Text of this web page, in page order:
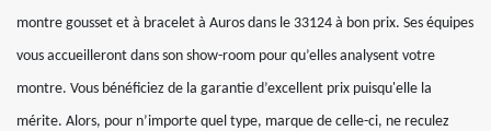
montre gousset et à bracelet à Auros dans le 33124 à bon prix. Ses équipes
vous accueilleront dans son show-room pour qu’elles analysent votre
montre. Vous bénéficiez de la garantie d’excellent prix puisqu'elle la
mérite. Alors, pour n’importe quel type, marque de celle-ci, ne reculez